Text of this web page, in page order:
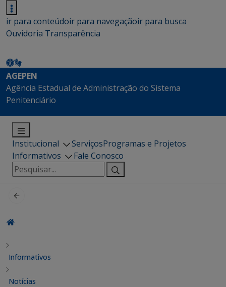
ir para conteúdoir para navegaçãoir para busca
Ouvidoria Transparência
AGEPEN
Agência Estadual de Administração do Sistema
Penitenciário
Institucional ServiçosProgramas e Projetos
Informativos
Fale Conosco
Pesquisar
por:
Informativos
Notícias